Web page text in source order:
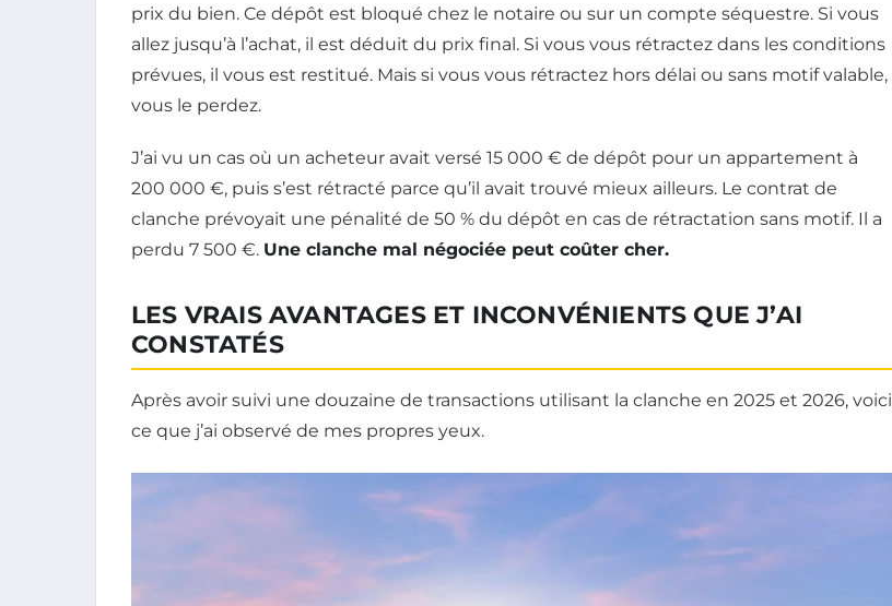
prix du bien. Ce dépôt est bloqué chez le notaire ou sur un compte séquestre. Si vous
allez jusqu’à l’achat, il est déduit du prix final. Si vous vous rétractez dans les conditions
prévues, il vous est restitué. Mais si vous vous rétractez hors délai ou sans motif valable,
vous le perdez.
J’ai vu un cas où un acheteur avait versé 15 000 € de dépôt pour un appartement à
200 000 €, puis s’est rétracté parce qu’il avait trouvé mieux ailleurs. Le contrat de
clanche prévoyait une pénalité de 50 % du dépôt en cas de rétractation sans motif. Il a
perdu 7 500 €. Une clanche mal négociée peut coûter cher.
LES VRAIS AVANTAGES ET INCONVÉNIENTS QUE J’AI
CONSTATÉS
Après avoir suivi une douzaine de transactions utilisant la clanche en 2025 et 2026, voici
ce que j’ai observé de mes propres yeux.